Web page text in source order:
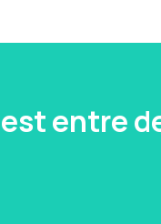
entre